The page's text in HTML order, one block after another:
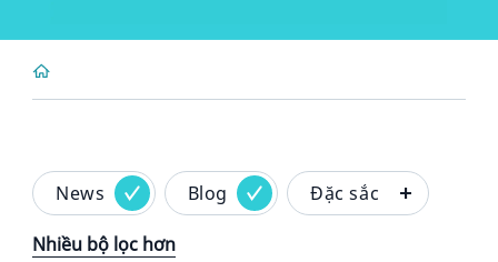
News Blog Đặc sắc
Nhiều bộ lọc hơn